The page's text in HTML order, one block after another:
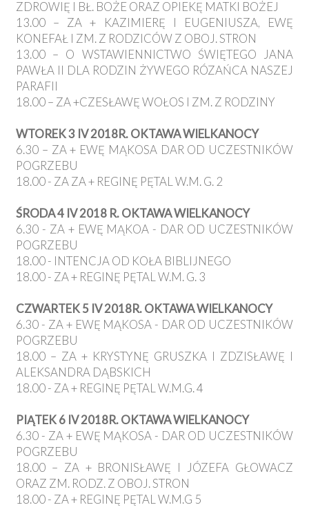
ZDROWIĘ I BŁ. BOŻE ORAZ OPIEKĘ MATKI BOŻEJ
13.00 – ZA + KAZIMIERĘ I EUGENIUSZA, EWĘ
KONEFAŁ I ZM. Z RODZICÓW Z OBOJ. STRON
13.00 – O WSTAWIENNICTWO ŚWIĘTEGO JANA
PAWŁA II DLA RODZIN ŻYWEGO RÓZAŃCA NASZEJ
PARAFII
18.00 – ZA +CZESŁAWĘ WOŁOS I ZM. Z RODZINY
WTOREK 3 IV 2018R. OKTAWA WIELKANOCY
6.30 – ZA + EWĘ MĄKOSA DAR OD UCZESTNIKÓW
POGRZEBU
18.00 - ZA ZA + REGINĘ PĘTAL W.M. G. 2
ŚRODA 4 IV 2018 R. OKTAWA WIELKANOCY
6.30 - ZA + EWĘ MĄKOA - DAR OD UCZESTNIKÓW
POGRZEBU
18.00 - INTENCJA OD KOŁA BIBLIJNEGO
18.00 - ZA + REGINĘ PĘTAL W.M. G. 3
CZWARTEK 5 IV 2018R. OKTAWA WIELKANOCY
6.30 - ZA + EWĘ MĄKOSA - DAR OD UCZESTNIKÓW
POGRZEBU
18.00 – ZA + KRYSTYNĘ GRUSZKA I ZDZISŁAWĘ I
ALEKSANDRA DĄBSKICH
18.00 - ZA + REGINĘ PĘTAL W.M.G. 4
PIĄTEK 6 IV 2018R. OKTAWA WIELKANOCY
6.30 - ZA + EWĘ MĄKOSA - DAR OD UCZESTNIKÓW
POGRZEBU
18.00 – ZA + BRONISŁAWĘ I JÓZEFA GŁOWACZ
ORAZ ZM. RODZ. Z OBOJ. STRON
18.00 - ZA + REGINĘ PĘTAL W.M.G 5